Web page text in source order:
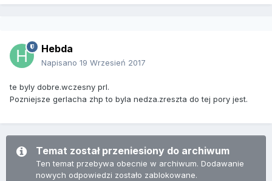
Hebda
Napisano 19 Wrzesień 2017
te byly dobre.wczesny prl.
Pozniejsze gerlacha zhp to byla nedza.zreszta do tej pory jest.
Temat został przeniesiony do archiwum
Ten temat przebywa obecnie w archiwum. Dodawanie
nowych odpowiedzi zostało zablokowane.